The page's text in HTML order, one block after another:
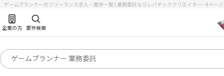
ゲームプランナーのフリーランス求人・案件一覧 | 業務委託ならレバテッククリエイター - 4ペー
企業の方 案件検索